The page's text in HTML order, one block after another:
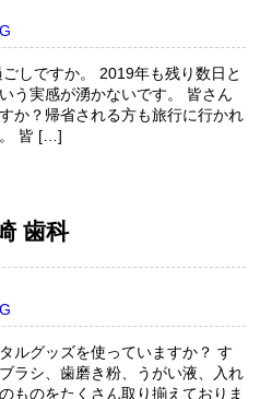
しですか。 2019年も残り数日と
う実感が湧かないです。 皆さん
か？帰省される方も旅行に行かれ
。 皆 […]
歯科
ルグッズを使っていますか？ す
ラシ、歯磨き粉、うがい液、入れ
ものをたくさん取り揃えておりま